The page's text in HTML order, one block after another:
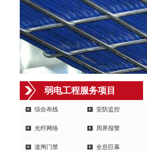
弱电工程服务项目
综合布线 安防监控
光纤网络 周界报警
道闸门禁 全息巨幕